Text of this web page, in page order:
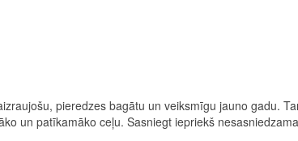
pieredzes bagātu un veiksmīgu jauno gadu.
un patīkamāko ceļu. Sasniegt iepriekš